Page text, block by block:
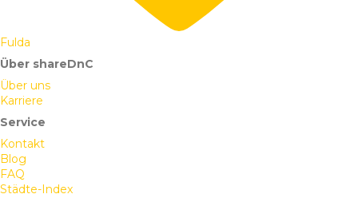
Fulda
Über shareDnC
Über uns
Karriere
Service
Kontakt
Blog
FAQ
Städte-Index